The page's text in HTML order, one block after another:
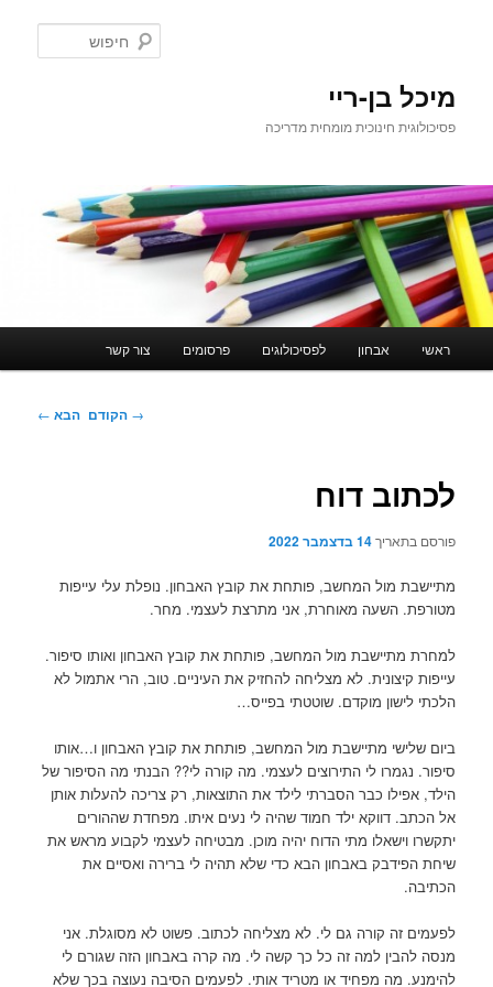
מיכל בן-ריי
פסיכולוגית חינוכית מומחית מדריכה
ראשי אבחון לפסיכולוגים פרסומים צור קשר
ניווט
→ הקודם הבא ←
לכתוב דוח
פורסם בתאריך14 בדצמבר 2022
מתיישבת מול המחשב, פותחת את קובץ האבחון. נופלת עלי עייפות
מטורפת. השעה מאוחרת, אני מתרצת לעצמי. מחר.
למחרת מתיישבת מול המחשב, פותחת את קובץ האבחון ואותו סיפור.
עייפות קיצונית. לא מצליחה להחזיק את העיניים. טוב, הרי אתמול לא
הלכתי לישון מוקדם. שוטטתי בפייס…
ביום שלישי מתיישבת מול המחשב, פותחת את קובץ האבחון ו…אותו
סיפור. נגמרו לי התירוצים לעצמי. מה קורה לי?? הבנתי מה הסיפור של
הילד, אפילו כבר הסברתי לילד את התוצאות, רק צריכה להעלות אותן
אל הכתב. דווקא ילד חמוד שהיה לי נעים איתו. מפחדת שההורים
יתקשרו וישאלו מתי הדוח יהיה מוכן. מבטיחה לעצמי לקבוע מראש את
שיחת הפידבק באבחון הבא כדי שלא תהיה לי ברירה ואסיים את
הכתיבה.
לפעמים זה קורה גם לי. לא מצליחה לכתוב. פשוט לא מסוגלת. אני
מנסה להבין למה זה כל כך קשה לי. מה קרה באבחון הזה שגורם לי
להימנע. מה מפחיד או מטריד אותי. לפעמים הסיבה נעוצה בכך שלא